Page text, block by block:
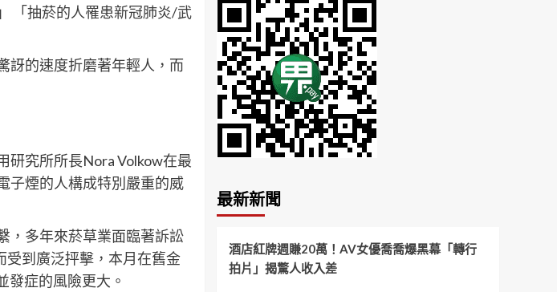
「抽菸的人罹患新冠肺炎/武
訝的速度折磨著年輕人，而
研究所所長Nora Volkow在最
子煙的人構成特別嚴重的威
，多年來菸草業面臨著訴訟
受到廣泛抨擊，本月在舊金
發症的風險更大。
最新新聞
酒店紅牌週賺20萬！AV女優喬喬爆黑幕「轉行
拍片」揭驚人收入差